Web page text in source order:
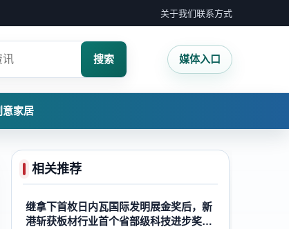
关于我们联系方式
搜索 媒体入口
意家居
相关推荐
继拿下首枚日内瓦国际发明展金奖后，新
港斩获板材行业首个省部级科技进步奖一